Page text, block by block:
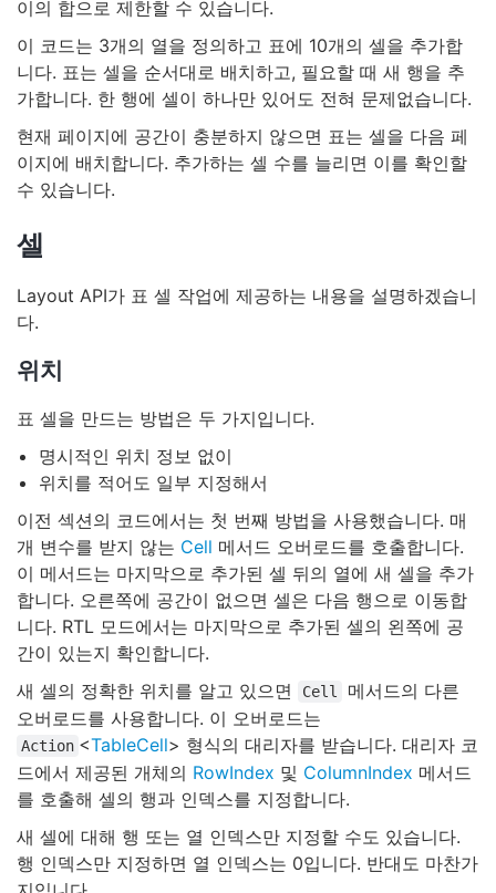
이의 합으로 제한할 수 있습니다.
이 코드는 3개의 열을 정의하고 표에 10개의 셀을 추가합
니다. 표는 셀을 순서대로 배치하고, 필요할 때 새 행을 추
가합니다. 한 행에 셀이 하나만 있어도 전혀 문제없습니다.
현재 페이지에 공간이 충분하지 않으면 표는 셀을 다음 페
이지에 배치합니다. 추가하는 셀 수를 늘리면 이를 확인할
수 있습니다.
셀
Layout API가 표 셀 작업에 제공하는 내용을 설명하겠습니
다.
위치
표 셀을 만드는 방법은 두 가지입니다.
명시적인 위치 정보 없이
위치를 적어도 일부 지정해서
이전 섹션의 코드에서는 첫 번째 방법을 사용했습니다. 매
개 변수를 받지 않는 Cell 메서드 오버로드를 호출합니다.
이 메서드는 마지막으로 추가된 셀 뒤의 열에 새 셀을 추가
합니다. 오른쪽에 공간이 없으면 셀은 다음 행으로 이동합
니다. RTL 모드에서는 마지막으로 추가된 셀의 왼쪽에 공
간이 있는지 확인합니다.
새 셀의 정확한 위치를 알고 있으면
Cell
메서드의 다른
오버로드를 사용합니다. 이 오버로드는
Action <TableCell> 형식의 대리자를 받습니다. 대리자 코
드에서 제공된 개체의 RowIndex 및 ColumnIndex 메서드
를 호출해 셀의 행과 인덱스를 지정합니다.
새 셀에 대해 행 또는 열 인덱스만 지정할 수도 있습니다.
행 인덱스만 지정하면 열 인덱스는 0입니다. 반대도 마찬가